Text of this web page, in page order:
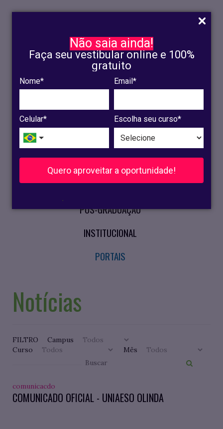
Não saia ainda!
Faça seu vestibular online e 100%
gratuito
Nome* Email*
Celular* Escolha seu curso*
Quero aproveitar a oportunidade!
.
INSCRIÇÃO
OLINDA
RECIFE
VESTIBULAR
CURSOS PRESENCIAIS
PÓS-GRADUAÇÃO
INSTITUCIONAL
PORTAIS
Notícias
FILTRO
Campus
Curso
Mês
comunicacdo
COMUNICADO OFICIAL - UNIAESO OLINDA